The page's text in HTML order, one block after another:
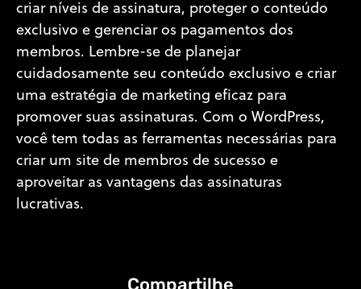
criar níveis de assinatura, proteger o conteúdo
exclusivo e gerenciar os pagamentos dos
membros. Lembre-se de planejar
cuidadosamente seu conteúdo exclusivo e criar
uma estratégia de marketing eficaz para
promover suas assinaturas. Com o WordPress,
você tem todas as ferramentas necessárias para
criar um site de membros de sucesso e
aproveitar as vantagens das assinaturas
lucrativas.
Compartilhe